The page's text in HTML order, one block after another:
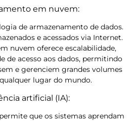
em nuvem:
de armazenamento de dados.
e acessados ​​via Internet.
nuvem oferece escalabilidade,
de acesso aos dados, permitindo
e gerenciem grandes volumes
lugar do mundo.
artificial (IA):
que os sistemas aprendam